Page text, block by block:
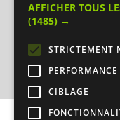
AFFICHER TOUS
(1485) →
STRICTEMENT
PERFORMANCE
CIBLAGE